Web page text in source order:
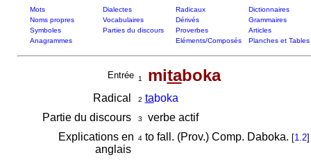
Mots Dialectes Radicaux
Dictionnaires
Noms propres
Vocabulaires Dérivés
Grammaires
Symboles
Parties du discours Proverbes
Articles
Anagrammes
Eléments/Composés Planches et Tables
Entrée 1 mitaboka
Radical 2 taboka
Partie du discours
3
verbe actif
Explications en
anglais
4to fall. (Prov.) Comp. Daboka. [1.2]